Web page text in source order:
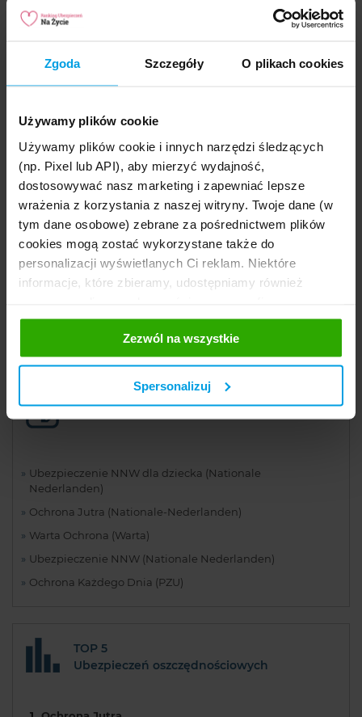
Zgoda Szczegóły O plikach cookies
Używamy plików cookie
Używamy plików cookie i innych narzędzi śledzących
(np. Pixel lub API), aby mierzyć wydajność,
dostosowywać nasz marketing i zapewniać lepsze
wrażenia z korzystania z naszej witryny. Twoje dane (w
tym dane osobowe) zebrane za pośrednictwem plików
cookies mogą zostać wykorzystane także do
personalizacji wyświetlanych Ci reklam. Niektóre
informacje, które zbieramy, udostępniamy również
reklamowym i analitycznym, z którymi współpracujemy.
Te z kolei mogą łączyć te informacje z innymi
informacjami, które im przekazałeś, korzystając z ich
usług. Prosimy o Twoją zgodę. ...
Zezwól na wszystkie
Spersonalizuj
Wiek przystąpienia
Czy pozwala dodatkowo oszczędzać i czy suma ochrony
Poradnik
ubezpieczeniowy
Pobierzbezpłatny poradnikdotyczący ubezpieczeń na
życie. Dowiedz się jak wybrać odpowiednią polisę oraz jak
Pobierz poradnik
Opis ubezpieczeń
Ubezpieczenie NNW dla dziecka (Nationale
Nederlanden)
Ochrona Jutra (Nationale-Nederlanden)
Warta Ochrona (Warta)
Ubezpieczenie NNW (Nationale Nederlanden)
Ochrona Każdego Dnia (PZU)
TOP 5
Ubezpieczeń oszczędnościowych